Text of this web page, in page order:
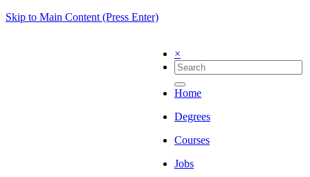
Skip to Main Content (Press Enter)
×
Home
Degrees
Courses
Jobs